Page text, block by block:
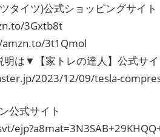
タイツ)公式ショッピングサイト
3Gxtb8t
3t1Qmol
明は▼【家トレの達人】公式サイ
2023/12/09/tesla-
公式サイト